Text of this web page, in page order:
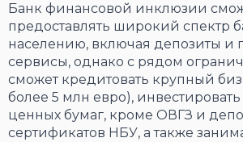
Банк финансовой инклюзии
предоставлять широкий спектр
населению, включая депозиты и
сервисы, однако с рядом
сможет кредитовать крупный
более 5 млн евро),
ценных бумаг, кроме ОВГЗ и
сертификатов НБУ, а также